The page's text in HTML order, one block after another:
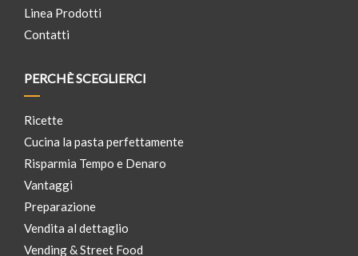
Linea Prodotti
Contatti
PERCHÈ SCEGLIERCI
Ricette
Cucina la pasta perfettamente
Risparmia Tempo e Denaro
Vantaggi
Preparazione
Vendita al dettaglio
Vending & Street Food